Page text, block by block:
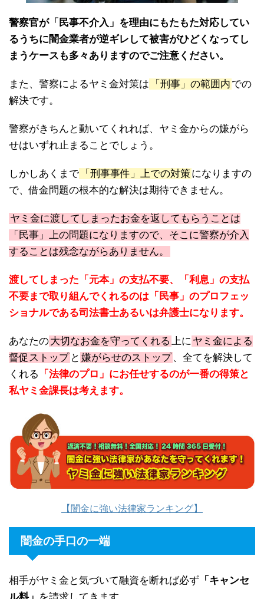
警察官が「民事不介入」を理由にもたもた対応してい
るうちに闇金業者が逆ギレして被害がひどくなってし
まうケースも多々ありますのでご注意ください。
また、警察によるヤミ金対策は 「刑事」の範囲内 での
解決です。
警察がきちんと動いてくれれば、ヤミ金からの嫌がら
せはいずれ止まることでしょう。
しかしあくまで 「刑事事件」上での対策 になりますの
で、借金問題の根本的な解決は期待できません。
ヤミ金に渡してしまったお金を返してもらうことは
「民事」上の問題になりますので、そこに警察が介入
することは残念ながらありません。
渡してしまった「元本」の支払不要、「利息」の支払
不要まで取り組んでくれるのは「民事」のプロフェッ
ショナルである司法書士あるいは弁護士になります。
あなたの大切なお金を守ってくれる 上に ヤミ金による
督促ストップ と 嫌がらせのストップ 、全てを解決して
くれる
「法律のプロ」にお任せするのが一番の得策と
私ヤミ金課長は考えます。
【闇金に強い法律家ランキング】
闇金の手口の一端
相手がヤミ金と気づいて融資を断れば必ず 「キャンセ
ル料」 を請求してきます。